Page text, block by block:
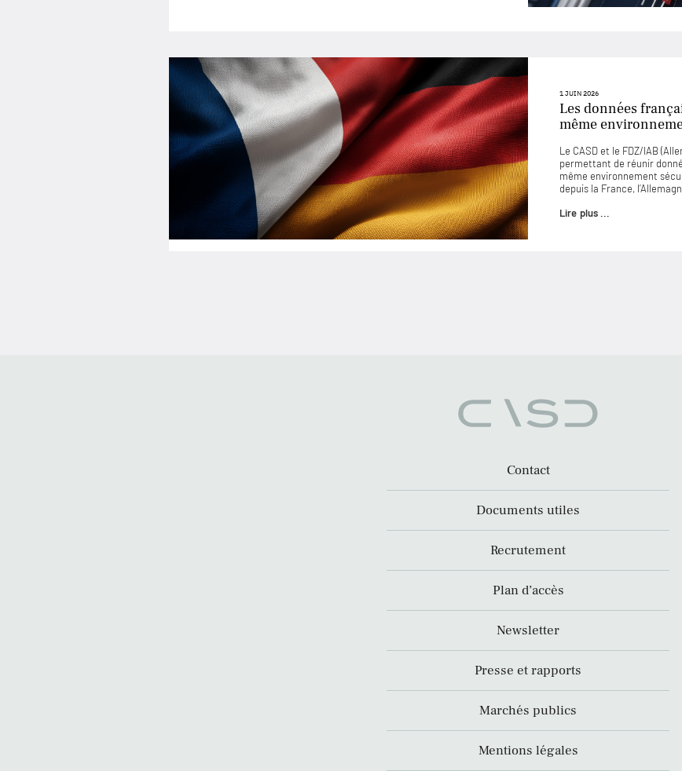
1 JUIN 2026
Les données
même
Le CASD et le FDZ/IAB
permettant de réunir
même environnement
depuis la France,
Lire plus ...
Contact
Documents utiles
Recrutement
Plan d’accès
Newsletter
Presse et rapports
Marchés publics
Mentions légales